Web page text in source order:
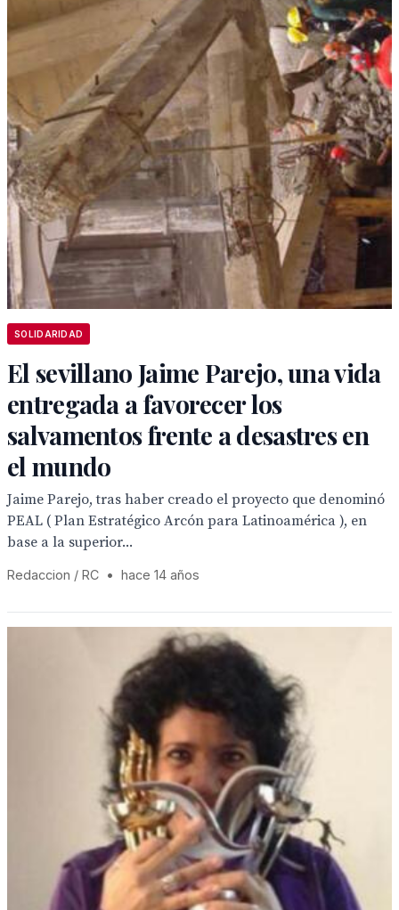
SOLIDARIDAD
El sevillano Jaime Parejo, una vida
entregada a favorecer los
salvamentos frente a desastres en
el mundo
Jaime Parejo, tras haber creado el proyecto que denominó
PEAL ( Plan Estratégico Arcón para Latinoamérica ), en
base a la superior...
Redaccion / RC • hace 14 años